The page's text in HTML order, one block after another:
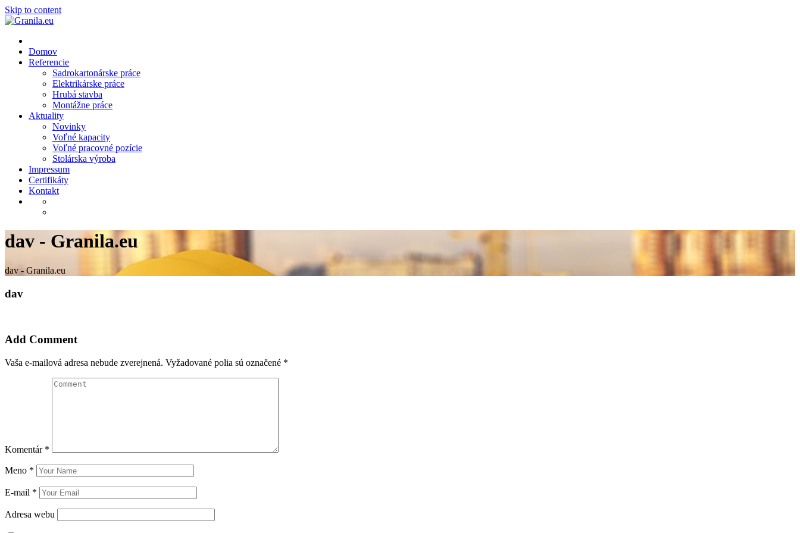
Skip to content
Domov
Referencie
Sadrokartonárske práce
Elektrikárske práce
Hrubá stavba
Montážne práce
Aktuality
Novinky
Voľné kapacity
Voľné pracovné pozície
Stolárska výroba
Impressum
Certifikáty
Kontakt
dav - Granila.eu
dav - Granila.eu
dav
Add Comment
Vaša e-mailová adresa nebude zverejnená. Vyžadované polia sú označené *
Komentár *
Meno *
E-mail *
Adresa webu